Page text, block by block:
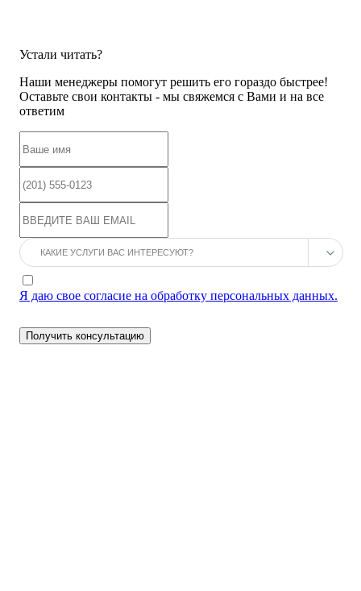
Устали читать?
Наши менеджеры помогут решить его гораздо быстрее!
Оставьте свои контакты - мы свяжемся с Вами и на все
ответим
Я даю свое согласие на обработку персональных данных.